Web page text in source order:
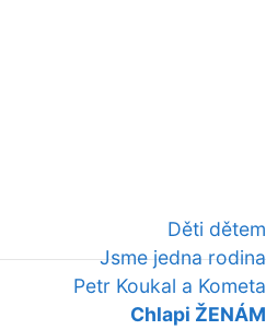
Děti dětem
Jsme jedna rodina
Petr Koukal a Kometa
Chlapi ŽENÁM